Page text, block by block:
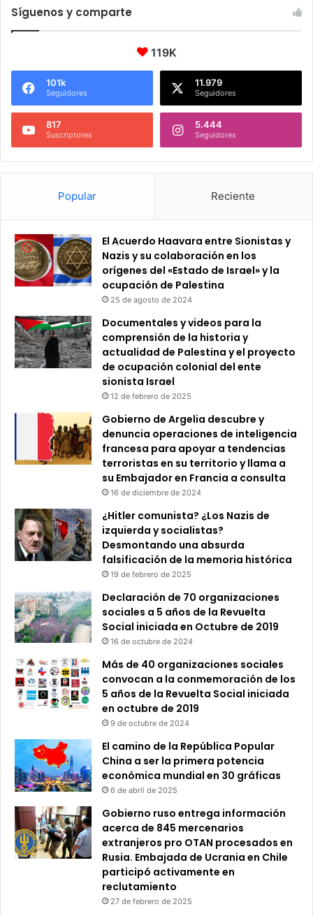
Síguenos y comparte
119K
101k
Seguidores
11.979
Seguidores
817
Suscriptores
5.444
Seguidores
Popular Reciente
El Acuerdo Haavara entre Sionistas y
Nazis y su colaboración en los
orígenes del «Estado de Israel» y la
ocupación de Palestina
25 de agosto de 2024
Documentales y videos para la
comprensión de la historia y
actualidad de Palestina y el proyecto
de ocupación colonial del ente
sionista Israel
12 de febrero de 2025
Gobierno de Argelia descubre y
denuncia operaciones de inteligencia
francesa para apoyar a tendencias
terroristas en su territorio y llama a
su Embajador en Francia a consulta
16 de diciembre de 2024
¿Hitler comunista? ¿Los Nazis de
izquierda y socialistas?
Desmontando una absurda
falsificación de la memoria histórica
19 de febrero de 2025
Declaración de 70 organizaciones
sociales a 5 años de la Revuelta
Social iniciada en Octubre de 2019
16 de octubre de 2024
Más de 40 organizaciones sociales
convocan a la conmemoración de los
5 años de la Revuelta Social iniciada
en octubre de 2019
9 de octubre de 2024
El camino de la República Popular
China a ser la primera potencia
económica mundial en 30 gráficas
6 de abril de 2025
Gobierno ruso entrega información
acerca de 845 mercenarios
extranjeros pro OTAN procesados en
Rusia. Embajada de Ucrania en Chile
participó activamente en
reclutamiento
27 de febrero de 2025